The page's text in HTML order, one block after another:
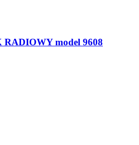
model 9608